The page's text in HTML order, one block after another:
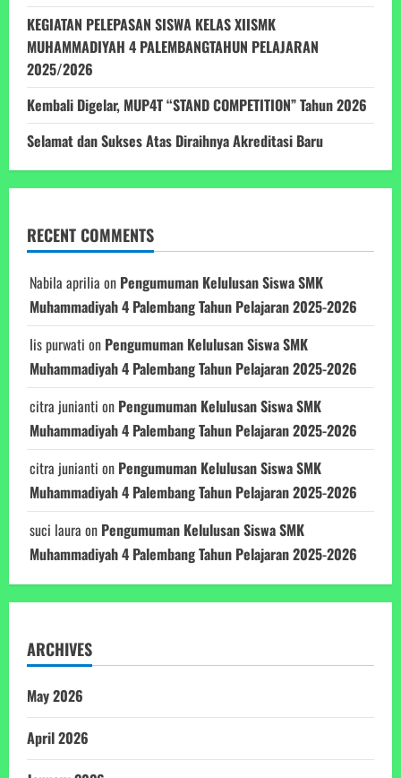
KEGIATAN PELEPASAN SISWA KELAS XIISMK
MUHAMMADIYAH 4 PALEMBANGTAHUN PELAJARAN
2025/2026
Kembali Digelar, MUP4T “STAND COMPETITION” Tahun 2026
Selamat dan Sukses Atas Diraihnya Akreditasi Baru
RECENT COMMENTS
Nabila aprilia on Pengumuman Kelulusan Siswa SMK
Muhammadiyah 4 Palembang Tahun Pelajaran 2025-2026
Iis purwati on Pengumuman Kelulusan Siswa SMK
Muhammadiyah 4 Palembang Tahun Pelajaran 2025-2026
citra junianti on Pengumuman Kelulusan Siswa SMK
Muhammadiyah 4 Palembang Tahun Pelajaran 2025-2026
citra junianti on Pengumuman Kelulusan Siswa SMK
Muhammadiyah 4 Palembang Tahun Pelajaran 2025-2026
suci laura on Pengumuman Kelulusan Siswa SMK
Muhammadiyah 4 Palembang Tahun Pelajaran 2025-2026
ARCHIVES
May 2026
April 2026